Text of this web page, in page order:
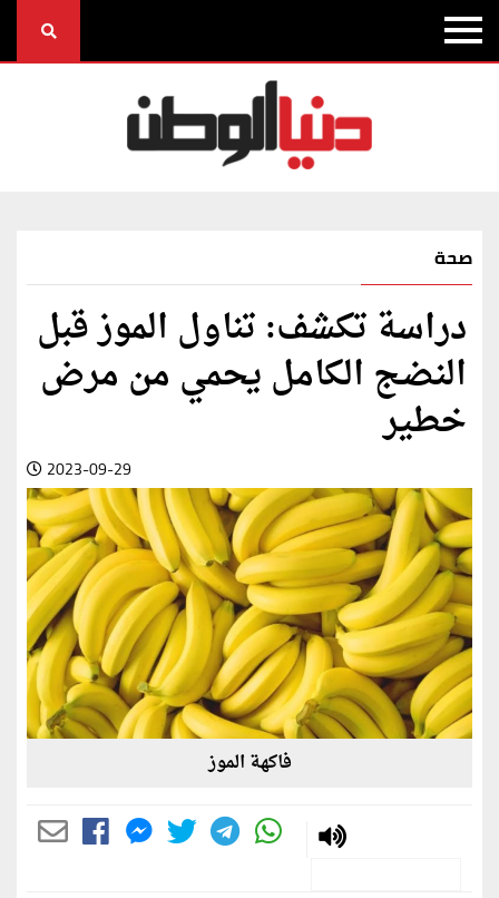
صحة
دراسة تكشف: تناول الموز قبل
النضج الكامل يحمي من مرض
خطير
2023-09-29
فاكهة الموز